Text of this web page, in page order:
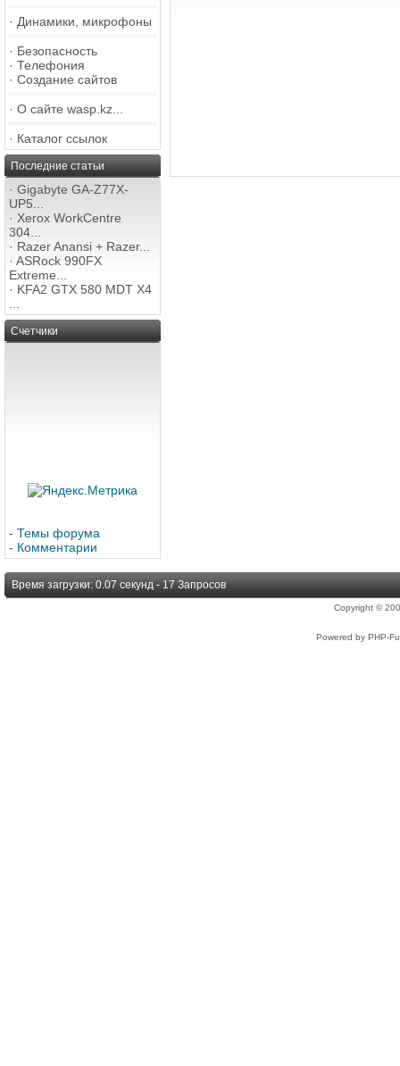
· Динамики, микрофоны
· Безопасность
· Телефония
· Создание сайтов
· О сайте wasp.kz...
· Каталог ссылок
Последние статьи
· Gigabyte GA-Z77X-
UP5...
· Xerox WorkCentre
304...
· Razer Anansi + Razer...
· ASRock 990FX
Extreme...
· KFA2 GTX 580 MDT X4
Счетчики
- Темы форума
- Комментарии
Время загрузки: 0.07 секунд - 17 Запросов
Copyright ©
Powered by PHP-